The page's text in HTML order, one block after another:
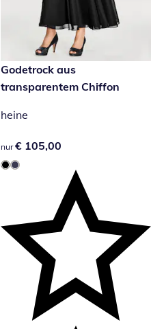
€ 105,00
Godetrock aus
transparentem Chiffon
heine
€ 105,00
nur € 105,00